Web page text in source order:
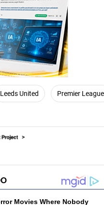
Leeds United Premier League